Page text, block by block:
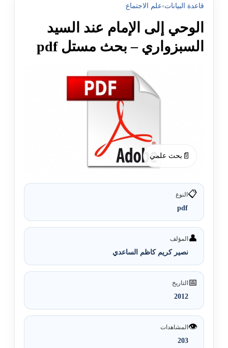
قاعدة البيانات›علم الاجتماع
الوحي إلى الإمام عند السيد
السبزواري – بحث مستل pdf
📄 بحث علمي
📋النوع
pdf
👤المؤلف
نصير كريم كاظم الساعدي
📅التاريخ
2012
👁️المشاهدات
203